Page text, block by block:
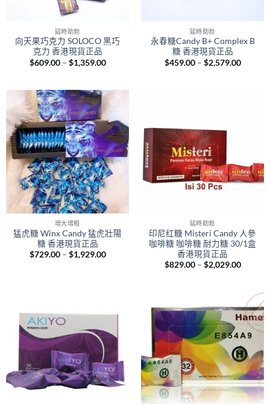
延時助勃
向天果巧克力 SOLOCO 黑巧
克力 香港現貨正品
$609.00 – $1,359.00Price
$1,359.00
延時助勃
永春糖Candy B+ Complex B
糖 香港現貨正品
$459.00 – $2,579.00Price
增大增粗
猛虎糖 Winx Candy 猛虎壯陽
糖 香港現貨正品
$729.00 – $1,929.00Price
延時助勃
印尼红糖 Misteri Candy 人參
咖啡糖 咖啡糖 耐力糖 30/1盒
香港現貨正品
$829.00 – $2,029.00Price